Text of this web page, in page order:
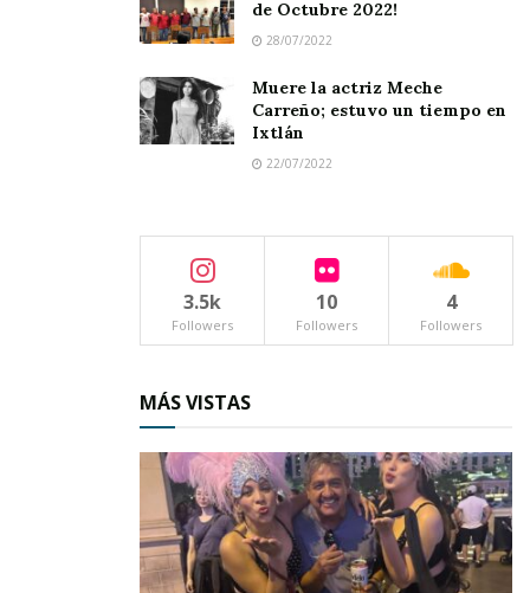
de Octubre 2022!
28/07/2022
Muere la actriz Meche
Carreño; estuvo un tiempo en
Ixtlán
22/07/2022
3.5k
Followers
10
Followers
4
Followers
MÁS VISTAS